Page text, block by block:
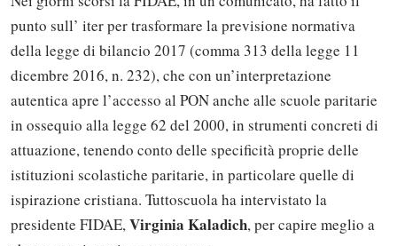
punto sull’ iter per trasformare la previsione normativa
della legge di bilancio 2017 (comma 313 della legge 11
dicembre 2016, n. 232), che con un’interpretazione
autentica apre l’accesso al PON anche alle scuole paritarie
in ossequio alla legge 62 del 2000, in strumenti concreti di
attuazione, tenendo conto delle specificità proprie delle
istituzioni scolastiche paritarie, in particolare quelle di
ispirazione cristiana. Tuttoscuola ha intervistato la
presidente FIDAE,Virginia Kaladich, per capire meglio a